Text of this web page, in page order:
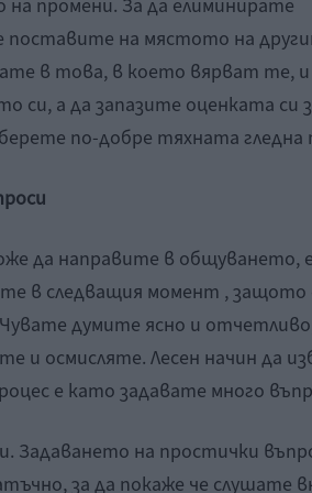
промени. За да елиминирате
поставите на мястото на
в това, в което вярват те,
си, а да запазите оценката си
по-добре тяхната гледна
да направите в общуването,
в следващия момент ,
думите ясно и
и осмисляте. Лесен начин да
е като задавате много
Задаването на простички
за да покаже че слушате